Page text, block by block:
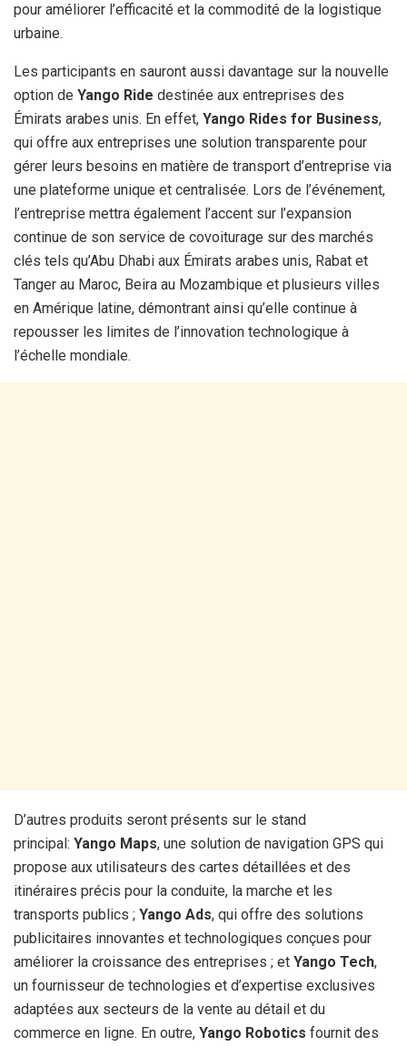
pour améliorer l’efficacité et la commodité de la logistique
urbaine.
Les participants en sauront aussi davantage sur la nouvelle
option de Yango Ride destinée aux entreprises des
Émirats arabes unis. En effet, Yango Rides for Business,
qui offre aux entreprises une solution transparente pour
gérer leurs besoins en matière de transport d’entreprise via
une plateforme unique et centralisée. Lors de l’événement,
l’entreprise mettra également l’accent sur l’expansion
continue de son service de covoiturage sur des marchés
clés tels qu’Abu Dhabi aux Émirats arabes unis, Rabat et
Tanger au Maroc, Beira au Mozambique et plusieurs villes
en Amérique latine, démontrant ainsi qu’elle continue à
repousser les limites de l’innovation technologique à
l’échelle mondiale.
D’autres produits seront présents sur le stand
principal: Yango Maps, une solution de navigation GPS qui
propose aux utilisateurs des cartes détaillées et des
itinéraires précis pour la conduite, la marche et les
transports publics ; Yango Ads, qui offre des solutions
publicitaires innovantes et technologiques conçues pour
améliorer la croissance des entreprises ; et Yango Tech,
un fournisseur de technologies et d’expertise exclusives
adaptées aux secteurs de la vente au détail et du
commerce en ligne. En outre, Yango Robotics fournit des